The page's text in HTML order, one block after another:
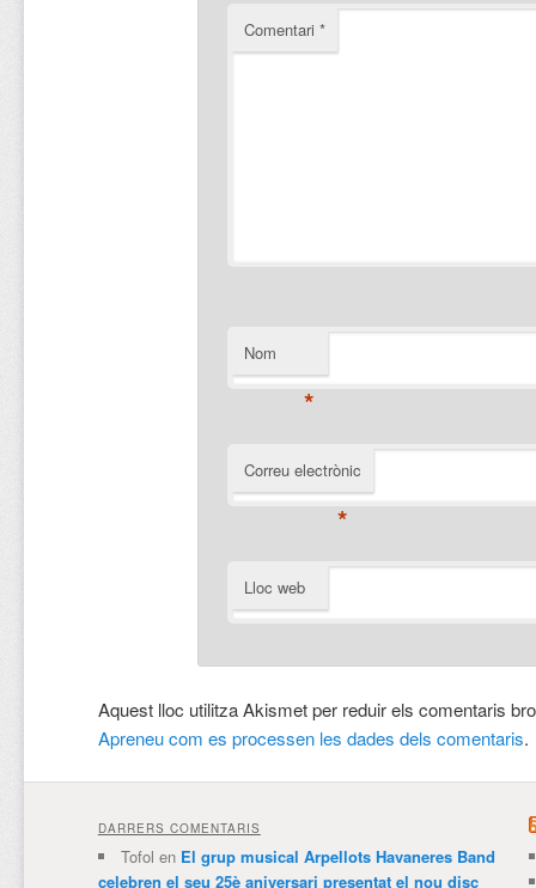
Comentari *
Nom
*
Correu electrònic
*
Lloc web
Aquest lloc utilitza Akismet per reduir els comentaris
Apreneu com es processen les dades dels comentaris.
DARRERS COMENTARIS
Tofol en El grup musical Arpellots Havaneres Band
celebren el seu 25è aniversari presentat el nou disc